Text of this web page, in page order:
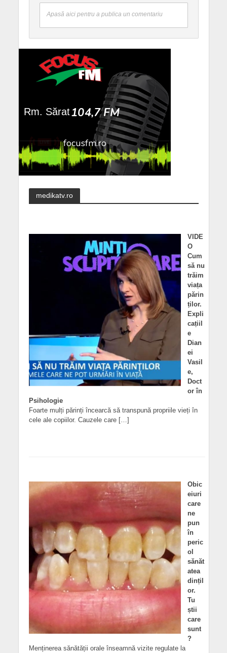
Apasă aici pentru a publica un comentariu
medikatv.ro
VIDE
O
Cum
să nu
trăim
viața
părin
ților.
Expli
cațiil
e
Dian
ei
Vasil
e,
Doct
or în
Psihologie
Foarte mulți părinți încearcă să transpună propriile vieți în
cele ale copiilor. Cauzele care […]
Obic
eiuri
care
ne
pun
în
peric
ol
sănăt
atea
dințil
or.
Tu
știi
care
sunt
?
Menținerea sănătății orale înseamnă vizite regulate la